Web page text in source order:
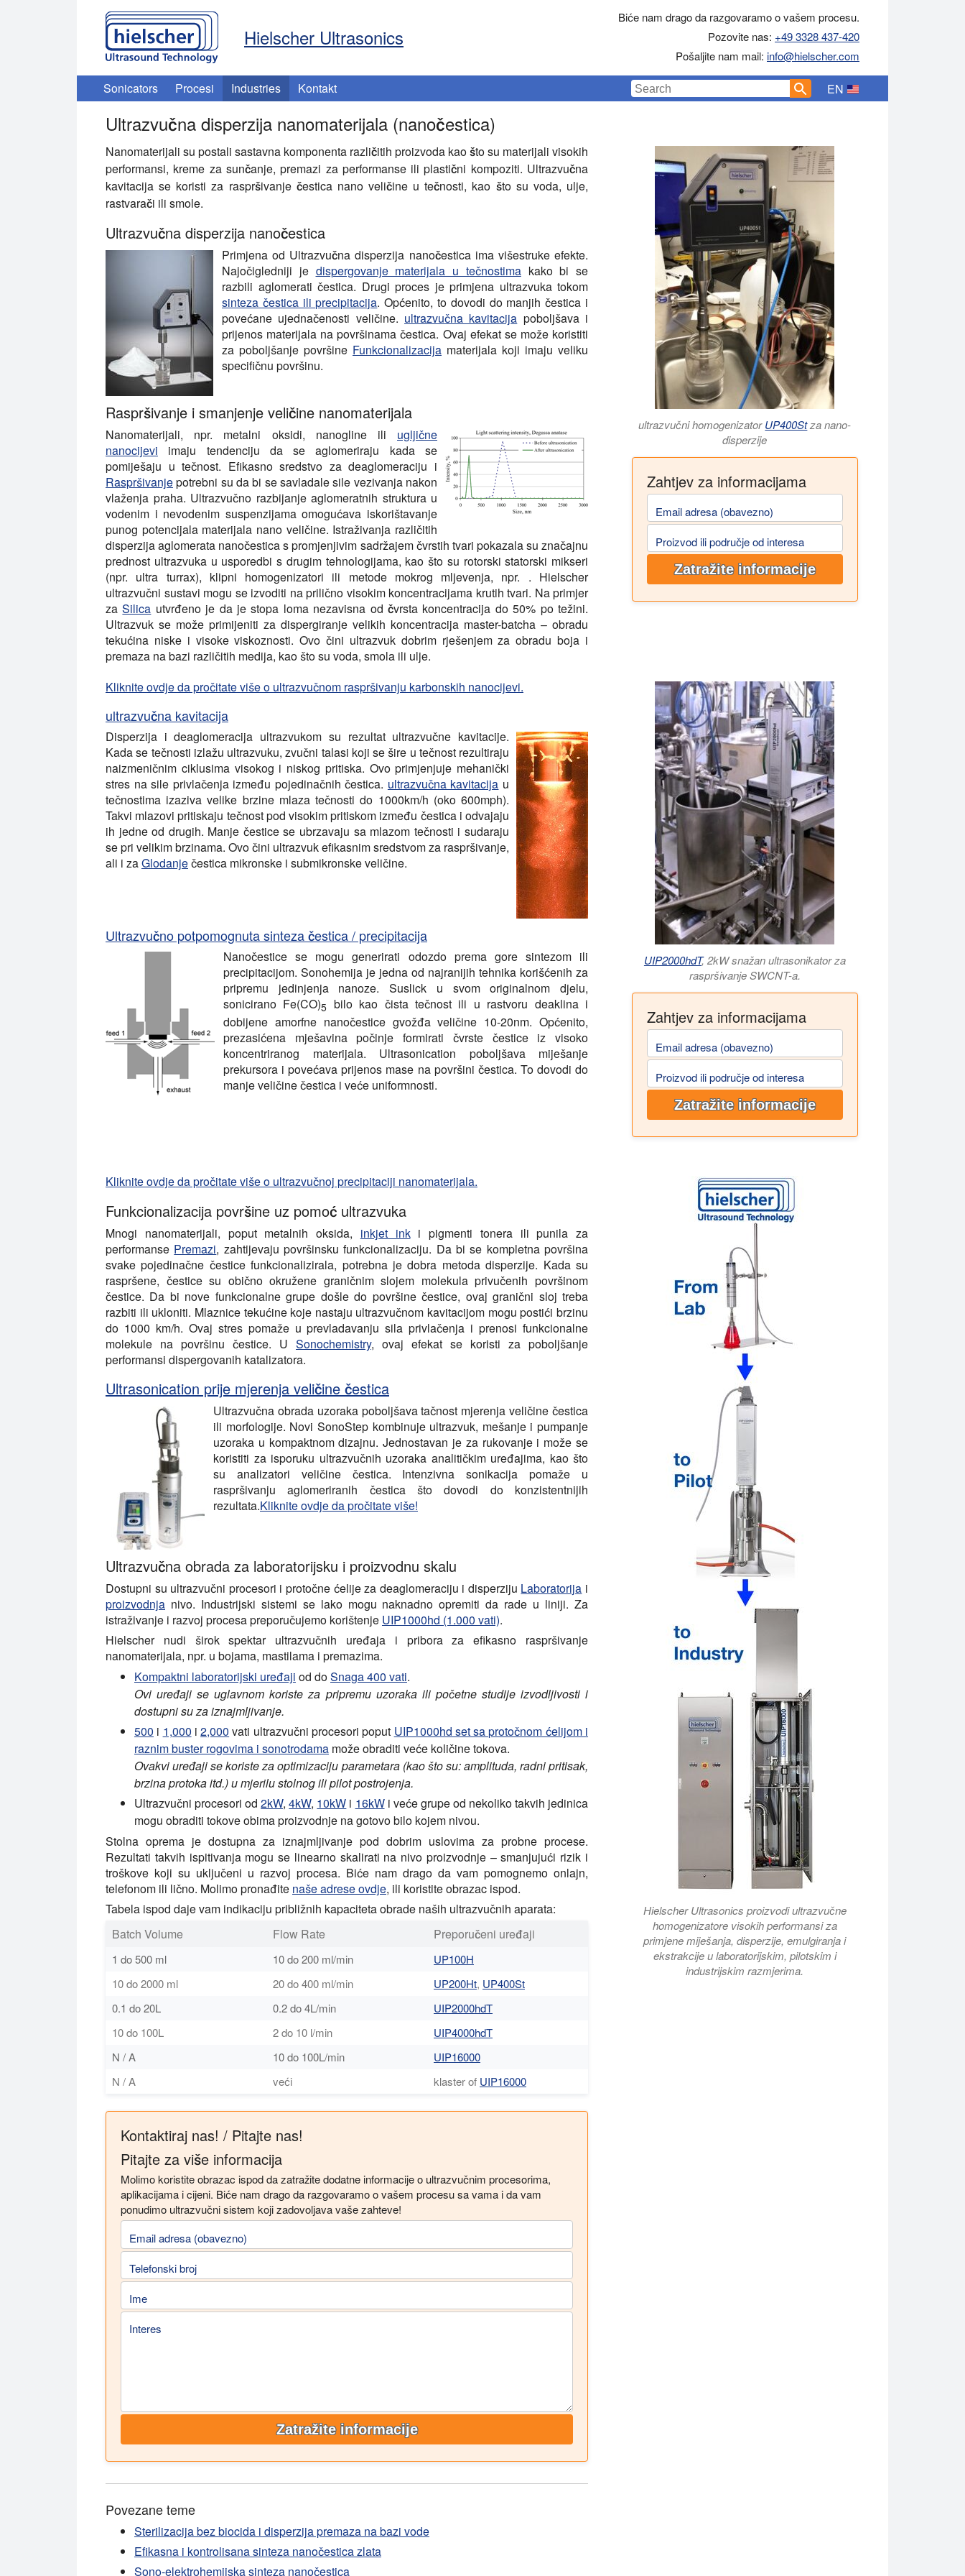
Hielscher Ultrasonics
Biće nam drago da razgovaramo o vašem procesu.
Pozovite nas: +49 3328 437-420
Pošaljite nam mail: info@hielscher.com
Sonicators Procesi Industries Kontakt EN
Ultrazvučna disperzija nanomaterijala (nanočestica)
Nanomaterijali su postali sastavna komponenta različitih proizvoda kao što su materijali visokih
performansi, kreme za sunčanje, premazi za performanse ili plastični kompoziti. Ultrazvučna
kavitacija se koristi za raspršivanje čestica nano veličine u tečnosti, kao što su voda, ulje,
rastvarači ili smole.
Ultrazvučna disperzija nanočestica
Primjena od Ultrazvučna disperzija nanočesticaima višestruke efekte.
Najočigledniji je dispergovanje materijala u tečnostimakako bi se
razbili aglomerati čestica. Drugi proces je primjena ultrazvuka tokom
sinteza čestica ili precipitacija. Općenito, to dovodi do manjih čestica i
povećane ujednačenosti veličine. ultrazvučna kavitacija poboljšava i
prijenos materijala na površinama čestica. Ovaj efekat se može koristiti
za poboljšanje površine Funkcionalizacija materijala koji imaju veliku
specifičnu površinu.
Raspršivanje i smanjenje veličine nanomaterijala
Nanomaterijali, npr. metalni oksidi, nanogline ili ugljične
nanocijevi imaju tendenciju da se aglomeriraju kada se
pomiješaju u tečnost. Efikasno sredstvo za deaglomeraciju i
Raspršivanjepotrebni su da bi se savladale sile vezivanja nakon
vlaženja praha. Ultrazvučno razbijanje aglomeratnih struktura u
vodenim i nevodenim suspenzijama omogućava iskorištavanje
punog potencijala materijala nano veličine. Istraživanja različitih
disperzija aglomerata nanočestica s promjenjivim sadržajem čvrstih tvari pokazala su značajnu
prednost ultrazvuka u usporedbi s drugim tehnologijama, kao što su rotorski statorski mikseri
(npr. ultra turrax), klipni homogenizatori ili metode mokrog mljevenja, npr. . Hielscher
ultrazvučni sustavi mogu se izvoditi na prilično visokim koncentracijama krutih tvari. Na primjer
zaSilica utvrđeno je da je stopa loma nezavisna odčvrsta koncentracija do 50% po težini.
Ultrazvuk se može primijeniti za dispergiranje velikih koncentracija master-batcha – obradu
tekućina niske i visoke viskoznosti. Ovo čini ultrazvuk dobrim rješenjem za obradu boja i
premaza na bazi različitih medija, kao što su voda, smola ili ulje.
ultrazvučni homogenizatorUP400Stza nano-
disperzije
Zahtjev za informacijama
Email adresa (obavezno)
Proizvod ili područje od interesa
Zatražite informacije
Kliknite ovdje da pročitate više o ultrazvučnom raspršivanju karbonskih nanocijevi.
ultrazvučna kavitacija
Disperzija i deaglomeracija ultrazvukom su rezultat ultrazvučne kavitacije.
Kada se tečnosti izlažu ultrazvuku, zvučni talasi koji se šire u tečnost rezultiraju
naizmeničnim ciklusima visokog i niskog pritiska. Ovo primjenjuje mehanički
stres na sile privlačenja između pojedinačnih čestica. ultrazvučna kavitacija u
tečnostima izaziva velike brzine mlaza tečnosti do 1000km/h (oko 600mph).
Takvi mlazovi pritiskaju tečnost pod visokim pritiskom između čestica i odvajaju
ih jedne od drugih. Manje čestice se ubrzavaju sa mlazom tečnosti i sudaraju
se pri velikim brzinama. Ovo čini ultrazvuk efikasnim sredstvom za raspršivanje,
ali i zaGlodanječestica mikronske i submikronske veličine.
Ultrazvučno potpomognuta sinteza čestica / precipitacija
Nanočestice se mogu generirati odozdo prema gore sintezom ili
precipitacijom. Sonohemija je jedna od najranijih tehnika korišćenih za
pripremu jedinjenja nanoze. Suslick u svom originalnom djelu,
sonicirano Fe(CO)5 bilo kao čista tečnost ili u rastvoru deaklina i
dobijene amorfne nanočestice gvožđa veličine 10-20nm. Općenito,
prezasićena mješavina počinje formirati čvrste čestice iz visoko
koncentriranog materijala. Ultrasonication poboljšava miješanje
prekursora i povećava prijenos mase na površini čestica. To dovodi do
manje veličine čestica i veće uniformnosti.
UIP2000hdT, 2kW snažan ultrasonikator za
raspršivanje SWCNT-a.
Zahtjev za informacijama
Email adresa (obavezno)
Proizvod ili područje od interesa
Zatražite informacije
Kliknite ovdje da pročitate više o ultrazvučnoj precipitaciji nanomaterijala.
Funkcionalizacija površine uz pomoć ultrazvuka
Mnogi nanomaterijali, poput metalnih oksida, inkjet inki pigmenti tonera ili punila za
performanse Premazi, zahtijevaju površinsku funkcionalizaciju. Da bi se kompletna površina
svake pojedinačne čestice funkcionalizirala, potrebna je dobra metoda disperzije. Kada su
raspršene, čestice su obično okružene graničnim slojem molekula privučenih površinom
čestice. Da bi nove funkcionalne grupe došle do površine čestice, ovaj granični sloj treba
razbiti ili ukloniti. Mlaznice tekućine koje nastaju ultrazvučnom kavitacijom mogu postići brzinu
do 1000 km/h. Ovaj stres pomaže u prevladavanju sila privlačenja i prenosi funkcionalne
molekule na površinu čestice. U Sonochemistry, ovaj efekat se koristi za poboljšanje
performansi dispergovanih katalizatora.
Ultrasonication prije mjerenja veličine čestica
Ultrazvučna obrada uzoraka poboljšava tačnost mjerenja veličine čestica
ili morfologije. Novi SonoStep kombinuje ultrazvuk, mešanje i pumpanje
uzoraka u kompaktnom dizajnu. Jednostavan je za rukovanje i može se
koristiti za isporuku ultrazvučnih uzoraka analitičkim uređajima, kao što
su analizatori veličine čestica. Intenzivna sonikacija pomaže u
raspršivanju aglomeriranih čestica što dovodi do konzistentnijih
rezultata.Kliknite ovdje da pročitate više!
Ultrazvučna obrada za laboratorijsku i proizvodnu skalu
Dostupni su ultrazvučni procesori i protočne ćelije za deaglomeraciju i disperziju Laboratorija i
proizvodnja nivo. Industrijski sistemi se lako mogu naknadno opremiti da rade u liniji. Za
istraživanje i razvoj procesa preporučujemo korištenje UIP1000hd (1.000 vati).
Hielscher nudi širok spektar ultrazvučnih uređaja i pribora za efikasno raspršivanje
nanomaterijala, npr. u bojama, mastilama i premazima.
Kompaktni laboratorijski uređaji od doSnaga 400 vati.
Ovi uređaji se uglavnom koriste za pripremu uzoraka ili početne studije izvodljivosti i
dostupni su za iznajmljivanje.
500 i 1,000 i2,000 vati ultrazvučni procesori poput UIP1000hd set sa protočnom ćelijom i
raznim buster rogovima i sonotrodama može obraditi veće količine tokova.
Ovakvi uređaji se koriste za optimizaciju parametara (kao što su: amplituda, radni pritisak,
brzina protoka itd.) u mjerilu stolnog ili pilot postrojenja.
Ultrazvučni procesori od2kW,4kW, 10kW i 16kWi veće grupe od nekoliko takvih jedinica
mogu obraditi tokove obima proizvodnje na gotovo bilo kojem nivou.
Stolna oprema je dostupna za iznajmljivanje pod dobrim uslovima za probne procese.
Rezultati takvih ispitivanja mogu se linearno skalirati na nivo proizvodnje – smanjujući rizik i
troškove koji su uključeni u razvoj procesa. Biće nam drago da vam pomognemo onlajn,
telefonom ili lično. Molimo pronađite naše adrese ovdje, ili koristite obrazac ispod.
Tabela ispod daje vam indikaciju približnih kapaciteta obrade naših ultrazvučnih aparata:
Batch Volume
Flow Rate Preporučeni uređaji
1 do 500 ml 10 do 200 ml/min
UP100H
10 do 2000 ml
20 do 400 ml/min UP200Ht, UP400St
0.1 do 20L
0.2 do 4L/min
UIP2000hdT
10 do 100L
2 do 10 l/min
UIP4000hdT
N / A
10 do 100L/min
UIP16000
N / A
veći klaster of UIP16000
Kontaktiraj nas! / Pitajte nas!
Pitajte za više informacija
Molimo koristite obrazac ispod da zatražite dodatne informacije o ultrazvučnim procesorima,
aplikacijama i cijeni. Biće nam drago da razgovaramo o vašem procesu sa vama i da vam
ponudimo ultrazvučni sistem koji zadovoljava vaše zahteve!
Email adresa (obavezno)
Telefonski broj
Ime
Interes
Zatražite informacije
Povezane teme
Sterilizacija bez biocida i disperzija premaza na bazi vode
Efikasna i kontrolisana sinteza nanočestica zlata
Sono-elektrohemijska sinteza nanočestica
Hielscher Ultrasonics proizvodi ultrazvučne
homogenizatore visokih performansi za
primjene miješanja, disperzije, emulgiranja i
ekstrakcije u laboratorijskim, pilotskim i
industrijskim razmjerima.